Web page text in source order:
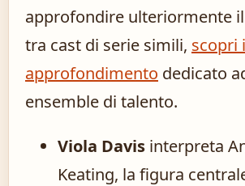
approfondire ulteriormente
tra cast di serie simili, scopri
approfondimento dedicato
ensemble di talento.
Viola Davis interpreta
Keating, la figura